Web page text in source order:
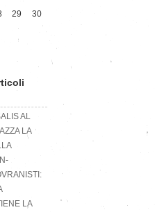
29 30
AL
LA
LA